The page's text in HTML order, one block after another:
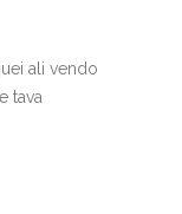
ali vendo
tava